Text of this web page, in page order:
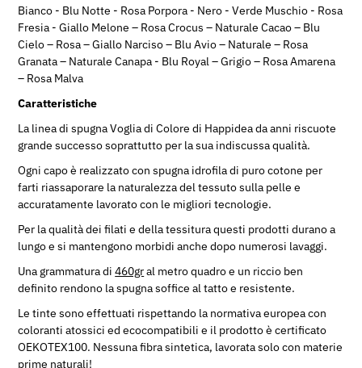
Bianco - Blu Notte - Rosa Porpora - Nero - Verde Muschio - Rosa
Fresia - Giallo Melone – Rosa Crocus – Naturale Cacao – Blu
Cielo – Rosa – Giallo Narciso – Blu Avio – Naturale – Rosa
Granata – Naturale Canapa - Blu Royal – Grigio – Rosa Amarena
– Rosa Malva
Caratteristiche
La linea di spugna Voglia di Colore di Happidea da anni riscuote
grande successo soprattutto per la sua indiscussa qualità.
Ogni capo è realizzato con spugna idrofila di puro cotone per
farti riassaporare la naturalezza del tessuto sulla pelle e
accuratamente lavorato con le migliori tecnologie.
Per la qualità dei filati e della tessitura questi prodotti durano a
lungo e si mantengono morbidi anche dopo numerosi lavaggi.
Una grammatura di460gral metro quadro e un riccio ben
definito rendono la spugna soffice al tatto e resistente.
Le tinte sono effettuati rispettando la normativa europea con
coloranti atossici ed ecocompatibili e il prodotto è certificato
OEKOTEX100. Nessuna fibra sintetica, lavorata solo con materie
prime naturali!